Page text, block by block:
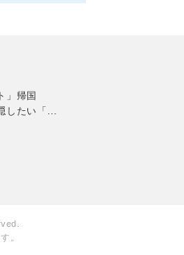
」帰国
したい「...
。